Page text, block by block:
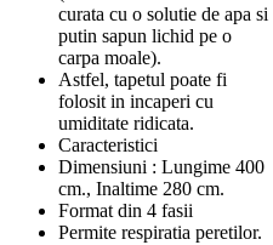
curata cu o solutie de apa si
putin sapun lichid pe o
carpa moale).
Astfel, tapetul poate fi
folosit in incaperi cu
umiditate ridicata.
Caracteristici
Dimensiuni : Lungime 400
cm., Inaltime 280 cm.
Format din 4 fasii
Permite respiratia peretilor.